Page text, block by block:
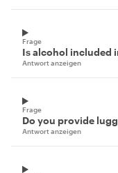
Frage
Is alcohol included
Antwort anzeigen
Frage
Do you provide
Antwort anzeigen